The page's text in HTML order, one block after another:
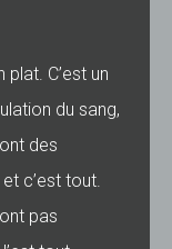
plat. C’est un
du sang,
des
c’est tout.
pas